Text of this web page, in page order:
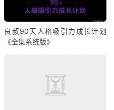
良叔90天人格吸引力成长计划
《全集系统版》